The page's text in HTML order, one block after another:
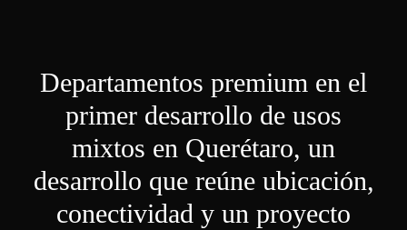
Departamentos premium en el
primer desarrollo de usos
mixtos en Querétaro, un
desarrollo que reúne ubicación,
conectividad y un proyecto